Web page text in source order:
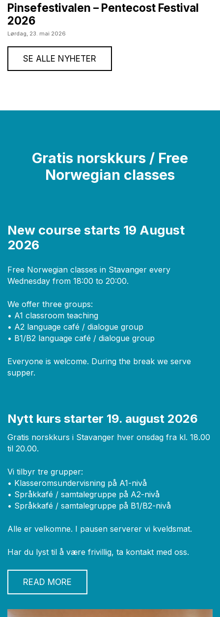
Pinsefestivalen – Pentecost Festival
2026
Lørdag, 23. mai 2026
SE ALLE NYHETER
Gratis norskkurs / Free
Norwegian classes
New course starts 19 August
2026
Free Norwegian classes in Stavanger every
Wednesday from 18:00 to 20:00.
We offer three groups:
• A1 classroom teaching
• A2 language café / dialogue group
• B1/B2 language café / dialogue group
Everyone is welcome. During the break we serve
supper.
Nytt kurs starter 19. august 2026
Gratis norskkurs i Stavanger hver onsdag fra kl. 18.00
til 20.00.
Vi tilbyr tre grupper:
• Klasseromsundervisning på A1-nivå
• Språkkafé / samtalegruppe på A2-nivå
• Språkkafé / samtalegruppe på B1/B2-nivå
Alle er velkomne. I pausen serverer vi kveldsmat.
Har du lyst til å være frivillig, ta kontakt med oss.
READ MORE